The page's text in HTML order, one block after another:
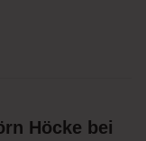
Höcke bei